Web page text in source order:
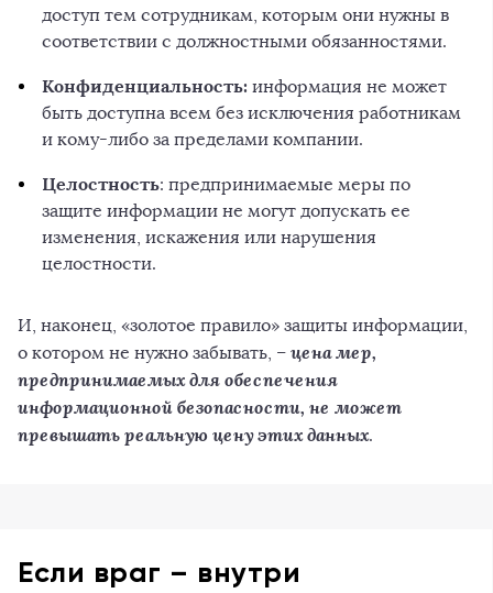
доступ тем сотрудникам, которым они нужны в
соответствии с должностными обязанностями.
Конфиденциальность: информация не может
быть доступна всем без исключения работникам
и кому-либо за пределами компании.
Целостность: предпринимаемые меры по
защите информации не могут допускать ее
изменения, искажения или нарушения
целостности.
И, наконец, «золотое правило» защиты информации,
о котором не нужно забывать, – цена мер,
предпринимаемых для обеспечения
информационной безопасности, не может
превышать реальную цену этих данных.
Если враг – внутри